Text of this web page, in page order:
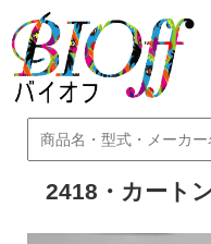
中古機器検索
2418・カート